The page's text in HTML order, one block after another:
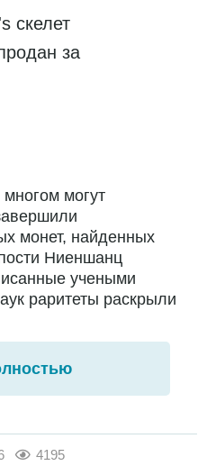
скелет
за
могут
монет, найденных
Ниеншанц
учеными
раритеты раскрыли
4195